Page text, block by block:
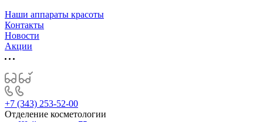
Наши аппараты красоты
Контакты
Новости
Акции
+7 (343) 253-52-00
Отделение косметологии